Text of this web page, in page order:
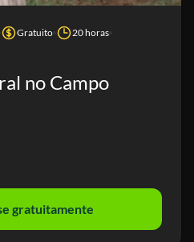
Gratuito
20 horas
no Campo
gratuitamente